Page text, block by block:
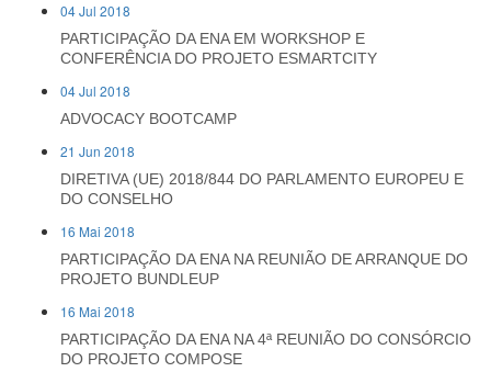
04 Jul 2018
PARTICIPAÇÃO DA ENA EM WORKSHOP E
CONFERÊNCIA DO PROJETO ESMARTCITY
04 Jul 2018
ADVOCACY BOOTCAMP
21 Jun 2018
DIRETIVA (UE) 2018/844 DO PARLAMENTO EUROPEU E
DO CONSELHO
16 Mai 2018
PARTICIPAÇÃO DA ENA NA REUNIÃO DE ARRANQUE DO
PROJETO BUNDLEUP
16 Mai 2018
PARTICIPAÇÃO DA ENA NA 4ª REUNIÃO DO CONSÓRCIO
DO PROJETO COMPOSE